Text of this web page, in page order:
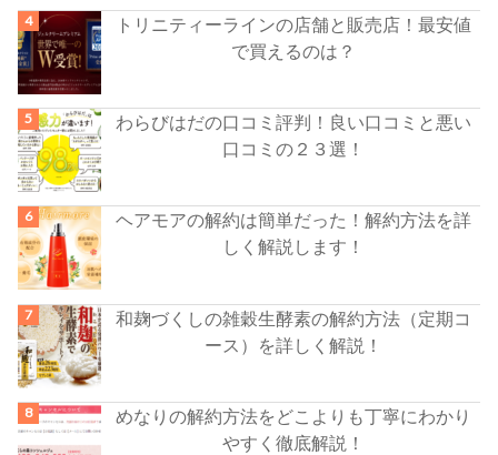
トリニティーラインの店舗と販売店！最安値
で買えるのは？
わらびはだの口コミ評判！良い口コミと悪い
口コミの２３選！
ヘアモアの解約は簡単だった！解約方法を詳
しく解説します！
和麹づくしの雑穀生酵素の解約方法（定期コ
ース）を詳しく解説！
めなりの解約方法をどこよりも丁寧にわかり
やすく徹底解説！